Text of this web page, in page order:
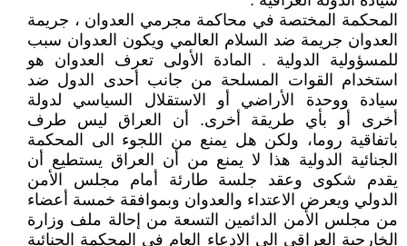
المحكمة المختصة في محاكمة مجرمي العدوان ، جريمة
العدوان جريمة ضد السلام العالمي ويكون العدوان سبب
للمسؤولية الدولية . المادة الأولى تعرف العدوان هو
استخدام القوات المسلحة من جانب أحدى الدول ضد
سيادة ووحدة الأراضي أو الاستقلال السياسي لدولة
أخرى أو بأي طريقة أخرى. أن العراق ليس طرف
باتفاقية روما، ولكن هل يمنع من اللجوء الى المحكمة
الجنائية الدولية هذا لا يمنع من أن العراق يستطيع أن
يقدم شكوى وعقد جلسة طارئة أمام مجلس الأمن
الدولي ويعرض الاعتداء والعدوان وبموافقة خمسة أعضاء
من مجلس الأمن الدائمين التسعة من إحالة ملف وزارة
الخارجية العراقي الى الادعاء العام في المحكمة الجنائية